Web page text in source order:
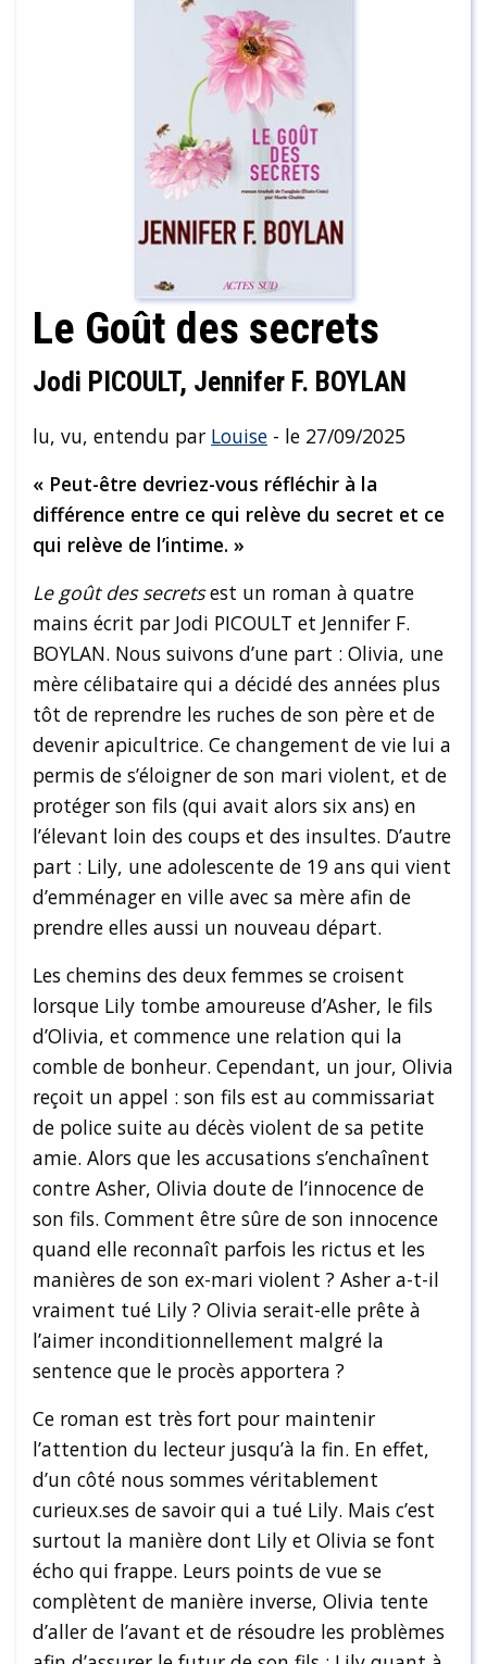
Le Goût des secrets
Jodi PICOULT, Jennifer F. BOYLAN
lu, vu, entendu par Louise - le 27/09/2025
« Peut-être devriez-vous réfléchir à la
différence entre ce qui relève du secret et ce
qui relève de l’intime. »
Le goût des secretsest un roman à quatre
mains écrit par Jodi PICOULT et Jennifer F.
BOYLAN. Nous suivons d’une part : Olivia, une
mère célibataire qui a décidé des années plus
tôt de reprendre les ruches de son père et de
devenir apicultrice. Ce changement de vie lui a
permis de s’éloigner de son mari violent, et de
protéger son fils (qui avait alors six ans) en
l’élevant loin des coups et des insultes. D’autre
part : Lily, une adolescente de 19 ans qui vient
d’emménager en ville avec sa mère afin de
prendre elles aussi un nouveau départ.
Les chemins des deux femmes se croisent
lorsque Lily tombe amoureuse d’Asher, le fils
d’Olivia, et commence une relation qui la
comble de bonheur. Cependant, un jour, Olivia
reçoit un appel : son fils est au commissariat
de police suite au décès violent de sa petite
amie. Alors que les accusations s’enchaînent
contre Asher, Olivia doute de l’innocence de
son fils. Comment être sûre de son innocence
quand elle reconnaît parfois les rictus et les
manières de son ex-mari violent ? Asher a-t-il
vraiment tué Lily ? Olivia serait-elle prête à
l’aimer inconditionnellement malgré la
sentence que le procès apportera ?
Ce roman est très fort pour maintenir
l’attention du lecteur jusqu’à la fin. En effet,
d’un côté nous sommes véritablement
curieux.ses de savoir qui a tué Lily. Mais c’est
surtout la manière dont Lily et Olivia se font
écho qui frappe. Leurs points de vue se
complètent de manière inverse, Olivia tente
d’aller de l’avant et de résoudre les problèmes